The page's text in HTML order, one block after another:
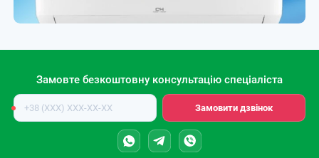
Замовте безкоштовну консультацію спеціаліста
Номер
телефону
Замовити дзвінок